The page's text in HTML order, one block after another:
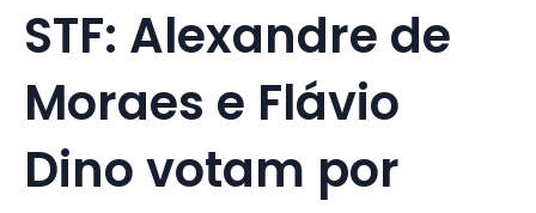
STF: Alexandre de
Moraes e Flávio
Dino votam por